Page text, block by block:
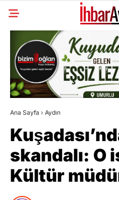
Ana Sayfa › Aydın
skandalı: O
Kültür